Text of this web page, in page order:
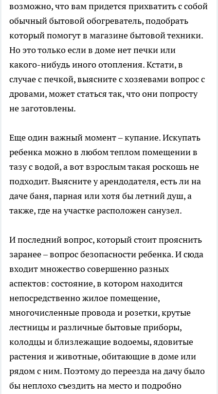
возможно, что вам придется прихватить с собой
обычный бытовой обогреватель, подобрать
который помогут в магазине бытовой техники.
Но это только если в доме нет печки или
какого-нибудь иного отопления. Кстати, в
случае с печкой, выясните с хозяевами вопрос с
дровами, может статься так, что они попросту
не заготовлены.
Еще один важный момент – купание. Искупать
ребенка можно в любом теплом помещении в
тазу с водой, а вот взрослым такая роскошь не
подходит. Выясните у арендодателя, есть ли на
даче баня, парная или хотя бы летний душ, а
также, где на участке расположен санузел.
И последний вопрос, который стоит прояснить
заранее – вопрос безопасности ребенка. И сюда
входит множество совершенно разных
аспектов: состояние, в котором находится
непосредственно жилое помещение,
многочисленные провода и розетки, крутые
лестницы и различные бытовые приборы,
колодцы и близлежащие водоемы, ядовитые
растения и животные, обитающие в доме или
рядом с ним. Поэтому до переезда на дачу было
бы неплохо съездить на место и подробно